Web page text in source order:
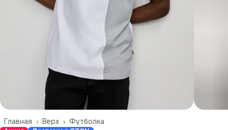
Футболка
Верх ›
Главная ›